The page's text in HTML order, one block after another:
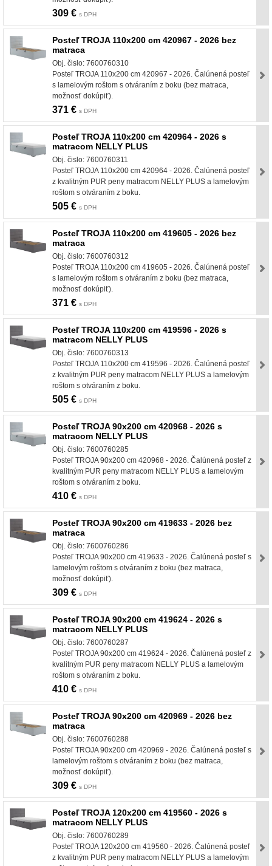
309 € s DPH
Posteľ TROJA 110x200 cm 420967 - 2026 bez
matraca
Obj. čislo: 7600760310
Posteľ TROJA 110x200 cm 420967 - 2026. Čalúnená posteľ
s lamelovým roštom s otváraním z boku (bez matraca,
možnosť dokúpiť).
371 € s DPH
Posteľ TROJA 110x200 cm 420964 - 2026 s
matracom NELLY PLUS
Obj. čislo: 7600760311
Posteľ TROJA 110x200 cm 420964 - 2026. Čalúnená posteľ
z kvalitným PUR peny matracom NELLY PLUS a lamelovým
roštom s otváraním z boku.
505 € s DPH
Posteľ TROJA 110x200 cm 419605 - 2026 bez
matraca
Obj. čislo: 7600760312
Posteľ TROJA 110x200 cm 419605 - 2026. Čalúnená posteľ
s lamelovým roštom s otváraním z boku (bez matraca,
možnosť dokúpiť).
371 € s DPH
Posteľ TROJA 110x200 cm 419596 - 2026 s
matracom NELLY PLUS
Obj. čislo: 7600760313
Posteľ TROJA 110x200 cm 419596 - 2026. Čalúnená posteľ
z kvalitným PUR peny matracom NELLY PLUS a lamelovým
roštom s otváraním z boku.
505 € s DPH
Posteľ TROJA 90x200 cm 420968 - 2026 s
matracom NELLY PLUS
Obj. čislo: 7600760285
Posteľ TROJA 90x200 cm 420968 - 2026. Čalúnená posteľ z
kvalitným PUR peny matracom NELLY PLUS a lamelovým
roštom s otváraním z boku.
410 € s DPH
Posteľ TROJA 90x200 cm 419633 - 2026 bez
matraca
Obj. čislo: 7600760286
Posteľ TROJA 90x200 cm 419633 - 2026. Čalúnená posteľ s
lamelovým roštom s otváraním z boku (bez matraca,
možnosť dokúpiť).
309 € s DPH
Posteľ TROJA 90x200 cm 419624 - 2026 s
matracom NELLY PLUS
Obj. čislo: 7600760287
Posteľ TROJA 90x200 cm 419624 - 2026. Čalúnená posteľ z
kvalitným PUR peny matracom NELLY PLUS a lamelovým
roštom s otváraním z boku.
410 € s DPH
Posteľ TROJA 90x200 cm 420969 - 2026 bez
matraca
Obj. čislo: 7600760288
Posteľ TROJA 90x200 cm 420969 - 2026. Čalúnená posteľ s
lamelovým roštom s otváraním z boku (bez matraca,
možnosť dokúpiť).
309 € s DPH
Posteľ TROJA 120x200 cm 419560 - 2026 s
matracom NELLY PLUS
Obj. čislo: 7600760289
Posteľ TROJA 120x200 cm 419560 - 2026. Čalúnená posteľ
z kvalitným PUR peny matracom NELLY PLUS a lamelovým